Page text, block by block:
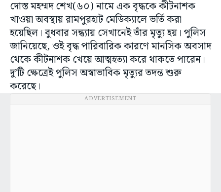
দোস্ত মহম্মদ শেখ(৬০) নামে এক বৃদ্ধকে কীটনাশক
খাওয়া অবস্থায় রামপুরহাট মেডিক্যালে ভর্তি করা
হয়েছিল। বুধবার সন্ধ্যায় সেখানেই তাঁর মৃত্যু হয়। পুলিস
জানিয়েছে, ওই বৃদ্ধ পারিবারিক কারণে মানসিক অবসাদ
থেকে কীটনাশক খেয়ে আত্মহত্যা করে থাকতে পারেন।
দু’টি ক্ষেত্রেই পুলিস অস্বাভাবিক মৃত্যুর তদন্ত শুরু
করেছে।
ADVERTISEMENT